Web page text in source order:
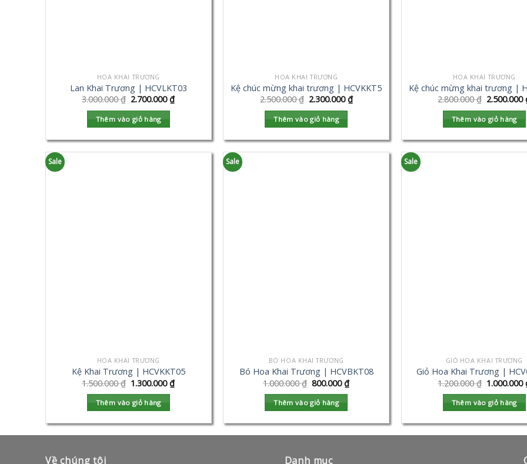
HOA KHAI TRƯƠNG
Lan Khai Trương | HCVLKT03
3.000.000₫ 2.700.000₫
Thêm vào giỏ hàng
HOA KHAI TRƯƠNG
Kệ chúc mừng khai trương | HCVKKT5
2.500.000₫ 2.300.000₫
Thêm vào giỏ hàng
HOA KHAI TRƯƠNG
Kệ chúc mừng khai trương |
2.800.000₫ 2.500.000
Thêm vào giỏ hàng
Sale
HOA KHAI TRƯƠNG
Kệ Khai Trương | HCVKKT05
1.500.000₫ 1.300.000₫
Thêm vào giỏ hàng
Sale
BÓ HOA KHAI TRƯƠNG
Bó Hoa Khai Trương | HCVBKT08
1.000.000₫ 800.000₫
Thêm vào giỏ hàng
Sale
GIỎ HOA KHAI TRƯƠNG
Giỏ Hoa Khai Trương |
1.200.000₫ 1.000.000
Thêm vào giỏ hàng
Về chúng tôi Danh mục